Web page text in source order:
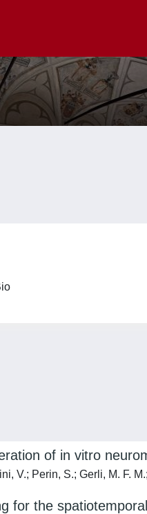
of in vitro
V.; Perin, S.; Gerli, M. F.
for the